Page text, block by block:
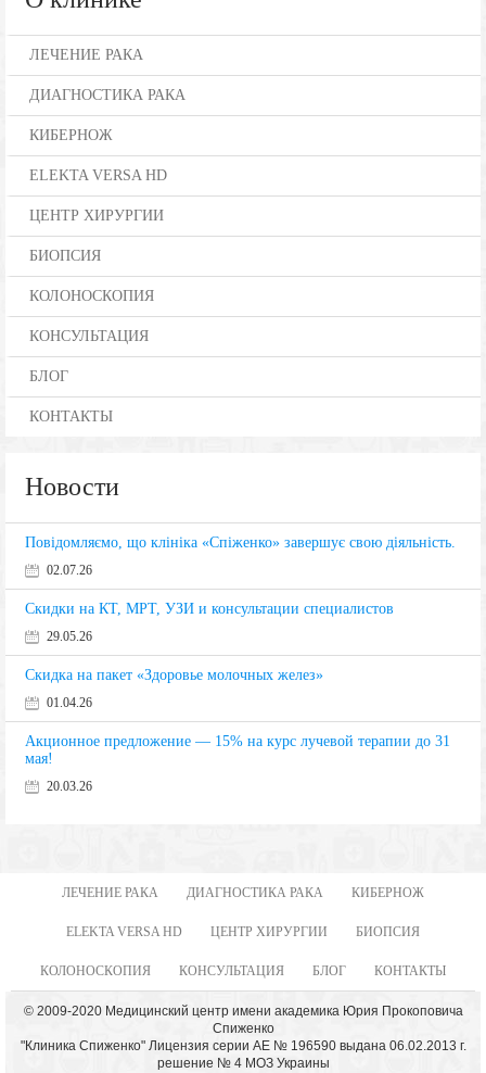
ЛЕЧЕНИЕ РАКА
ДИАГНОСТИКА РАКА
КИБЕРНОЖ
ELEKTA VERSA HD
ЦЕНТР ХИРУРГИИ
БИОПСИЯ
КОЛОНОСКОПИЯ
КОНСУЛЬТАЦИЯ
БЛОГ
КОНТАКТЫ
Новости
Повідомляємо, що клініка «Спіженко» завершує свою діяльність.
02.07.26
Скидки на КТ, МРТ, УЗИ и консультации специалистов
29.05.26
Скидка на пакет «Здоровье молочных желез»
01.04.26
Акционное предложение — 15% на курс лучевой терапии до 31
мая!
20.03.26
ЛЕЧЕНИЕ РАКА ДИАГНОСТИКА РАКА КИБЕРНОЖ
ELEKTA VERSA HD ЦЕНТР ХИРУРГИИ БИОПСИЯ
КОЛОНОСКОПИЯ КОНСУЛЬТАЦИЯ БЛОГ КОНТАКТЫ
© 2009-2020 Медицинский центр имени академика Юрия Прокоповича
Спиженко
"Клиника Спиженко" Лицензия серии АЕ № 196590 выдана 06.02.2013 г.
решение № 4 МОЗ Украины